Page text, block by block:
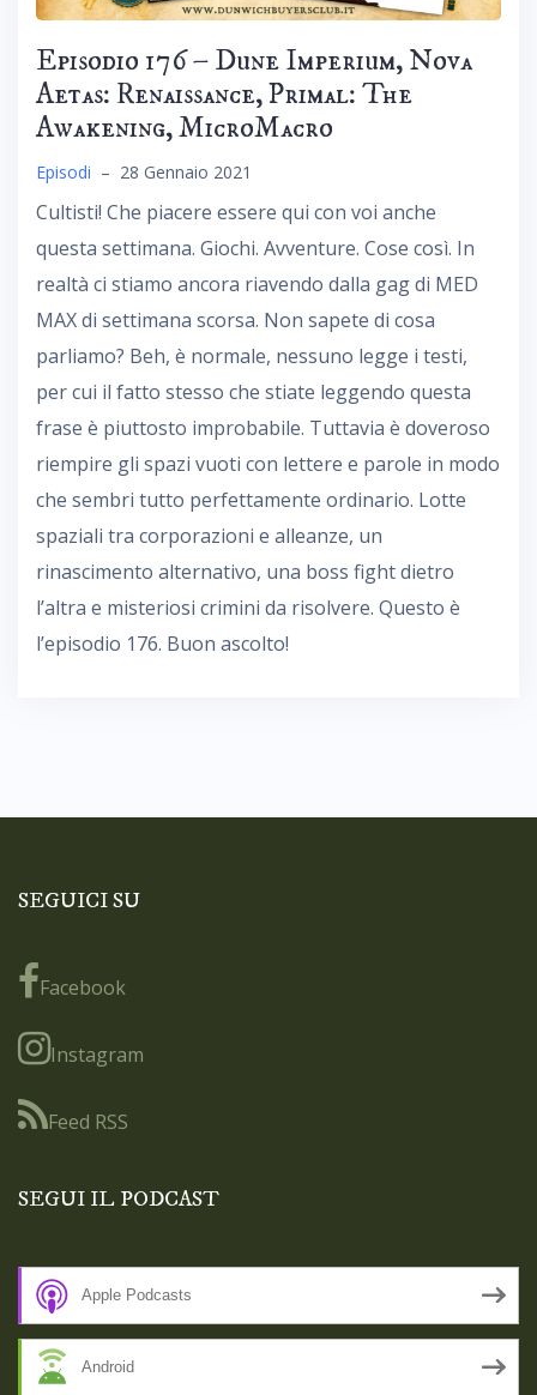
Episodio 176 – Dune Imperium, Nova
Aetas: Renaissance, Primal: The
Awakening, MicroMacro
Episodi – 28 Gennaio 2021
Cultisti! Che piacere essere qui con voi anche
questa settimana. Giochi. Avventure. Cose così. In
realtà ci stiamo ancora riavendo dalla gag di MED
MAX di settimana scorsa. Non sapete di cosa
parliamo? Beh, è normale, nessuno legge i testi,
per cui il fatto stesso che stiate leggendo questa
frase è piuttosto improbabile. Tuttavia è doveroso
riempire gli spazi vuoti con lettere e parole in modo
che sembri tutto perfettamente ordinario. Lotte
spaziali tra corporazioni e alleanze, un
rinascimento alternativo, una boss fight dietro
l’altra e misteriosi crimini da risolvere. Questo è
l’episodio 176. Buon ascolto!
SEGUICI SU
Facebook
Instagram
Feed RSS
SEGUI IL PODCAST
Apple Podcasts
Android